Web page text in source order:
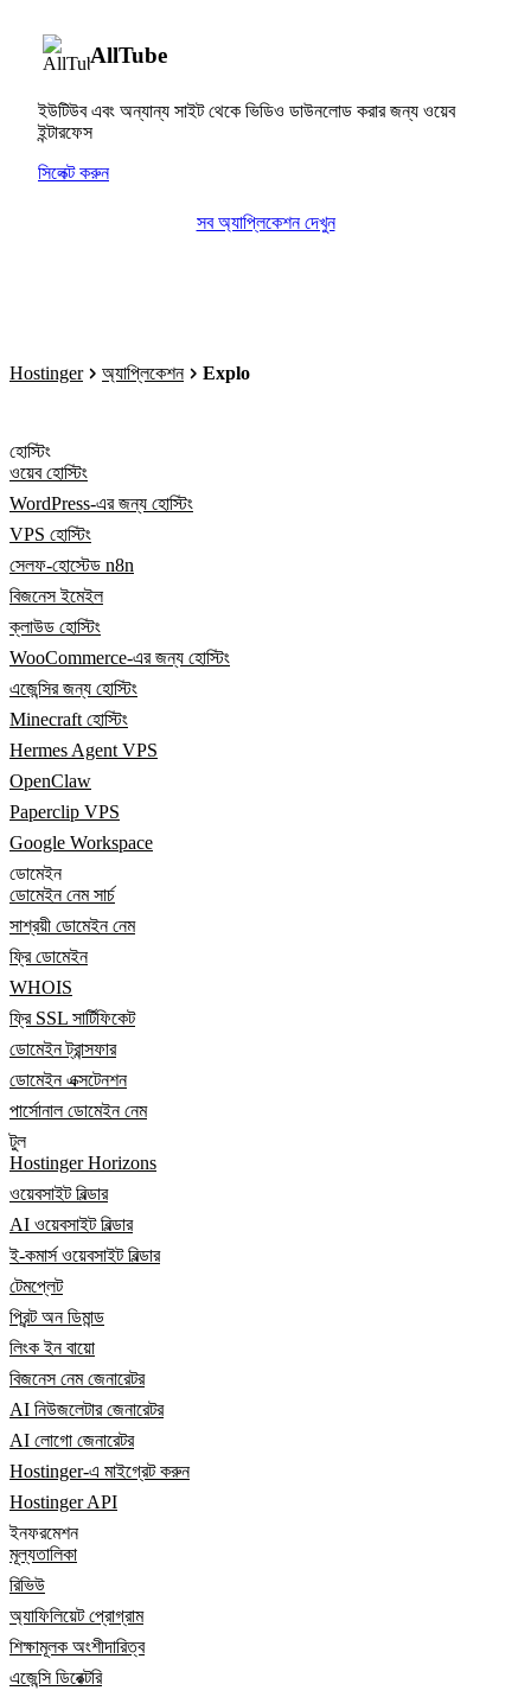
AllTube
ইউটিউব এবং অন্যান্য সাইট থেকে ভিডিও ডাউনলোড করার জন্য ওয়েব
ইন্টারফেস
সিলেক্ট করুন
সব অ্যাপ্লিকেশন দেখুন
Hostinger অ্যাপ্লিকেশন Explo
হোস্টিং
ওয়েব হোস্টিং
WordPress-এর জন্য হোস্টিং
VPS হোস্টিং
সেলফ-হোস্টেড n8n
বিজনেস ইমেইল
ক্লাউড হোস্টিং
WooCommerce-এর জন্য হোস্টিং
এজেন্সির জন্য হোস্টিং
Minecraft হোস্টিং
Hermes Agent VPS
OpenClaw
Paperclip VPS
Google Workspace
ডোমেইন
ডোমেইন নেম সার্চ
সাশ্রয়ী ডোমেইন নেম
ফ্রি ডোমেইন
WHOIS
ফ্রি SSL সার্টিফিকেট
ডোমেইন ট্রান্সফার
ডোমেইন এক্সটেনশন
পার্সোনাল ডোমেইন নেম
টুল
Hostinger Horizons
ওয়েবসাইট বিল্ডার
AI ওয়েবসাইট বিল্ডার
ই-কমার্স ওয়েবসাইট বিল্ডার
টেমপ্লেট
প্রিন্ট অন ডিমান্ড
লিংক ইন বায়ো
বিজনেস নেম জেনারেটর
AI নিউজলেটার জেনারেটর
AI লোগো জেনারেটর
Hostinger-এ মাইগ্রেট করুন
Hostinger API
ইনফরমেশন
মূল্যতালিকা
রিভিউ
অ্যাফিলিয়েট প্রোগ্রাম
শিক্ষামূলক অংশীদারিত্ব
এজেন্সি ডিরেক্টরি